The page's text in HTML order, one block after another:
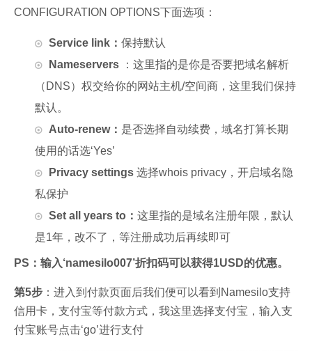
CONFIGURATION OPTIONS下面选项：
Service link： 保持默认
Nameservers ：这里指的是你是否要把域名解析
（DNS）权交给你的网站主机/空间商，这里我们保持
默认。
Auto-renew： 是否选择自动续费，域名打算长期
使用的话选‘Yes’
Privacy settings 选择whois privacy，开启域名隐
私保护
Set all years to： 这里指的是域名注册年限，默认
是1年，改不了，等注册成功后再续即可
PS：输入‘namesilo007’折扣码可以获得1USD的优惠。
第5步 ：进入到付款页面后我们便可以看到Namesilo支持
信用卡，支付宝等付款方式，我这里选择支付宝，输入支
付宝账号点击‘go’进行支付